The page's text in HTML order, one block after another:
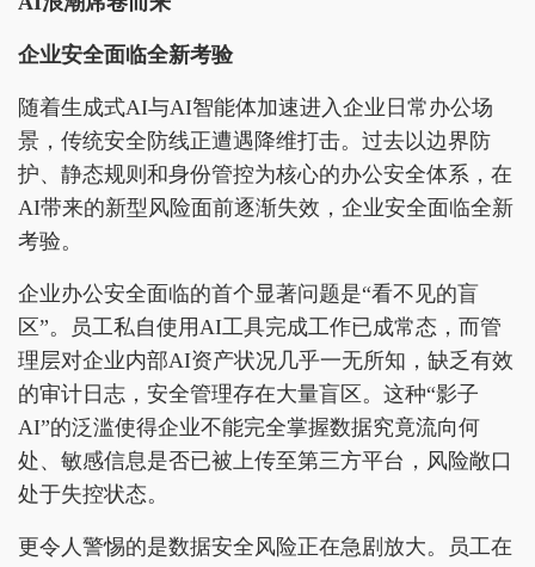
企业安全面临全新考验
随着生成式AI与AI智能体加速进入企业日常办公场
景，传统安全防线正遭遇降维打击。过去以边界防
护、静态规则和身份管控为核心的办公安全体系，在
AI带来的新型风险面前逐渐失效，企业安全面临全新
考验。
企业办公安全面临的首个显著问题是“看不见的盲
区”。员工私自使用AI工具完成工作已成常态，而管
理层对企业内部AI资产状况几乎一无所知，缺乏有效
的审计日志，安全管理存在大量盲区。这种“影子
AI”的泛滥使得企业不能完全掌握数据究竟流向何
处、敏感信息是否已被上传至第三方平台，风险敞口
处于失控状态。
更令人警惕的是数据安全风险正在急剧放大。员工在